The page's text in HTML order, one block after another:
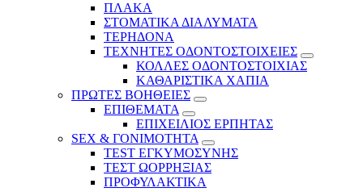
ΠΛΑΚΑ
ΣΤΟΜΑΤΙΚΑ ΔΙΑΛΥΜΑΤΑ
ΤΕΡΗΔΟΝΑ
ΤΕΧΝΗΤΕΣ ΟΔΟΝΤΟΣΤΟΙΧΕΙΕΣ
ΚΟΛΛΕΣ ΟΔΟΝΤΟΣΤΟΙΧΙΑΣ
ΚΑΘΑΡΙΣΤΙΚΑ ΧΑΠΙΑ
ΠΡΩΤΕΣ ΒΟΗΘΕΙΕΣ
ΕΠΙΘΕΜΑΤΑ
ΕΠΙΧΕΙΛΙΟΣ ΕΡΠΗΤΑΣ
SEX & ΓΟΝΙΜΟΤΗΤΑ
TEST ΕΓΚΥΜΟΣΥΝΗΣ
ΤΕΣΤ ΩΟΡΡΗΞΙΑΣ
ΠΡΟΦΥΛΑΚΤΙΚΑ